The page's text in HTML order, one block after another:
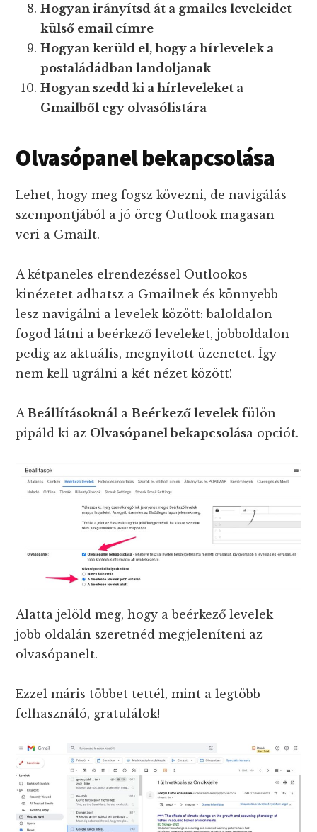
Hogyan irányítsd át a gmailes leveleidet
külső email címre
Hogyan kerüld el, hogy a hírlevelek a
postaládádban landoljanak
Hogyan szedd ki a hírleveleket a
Gmailből egy olvasólistára
Olvasópanel bekapcsolása
Lehet, hogy meg fogsz kövezni, de navigálás
szempontjából a jó öreg Outlook magasan
veri a Gmailt.
A kétpaneles elrendezéssel Outlookos
kinézetet adhatsz a Gmailnek és könnyebb
lesz navigálni a levelek között: baloldalon
fogod látni a beérkező leveleket, jobboldalon
pedig az aktuális, megnyitott üzenetet. Így
nem kell ugrálni a két nézet között!
ABeállításoknál aBeérkező levelek fülön
pipáld ki az Olvasópanel bekapcsolása opciót.
Alatta jelöld meg, hogy a beérkező levelek
jobb oldalán szeretnéd megjeleníteni az
olvasópanelt.
Ezzel máris többet tettél, mint a legtöbb
felhasználó, gratulálok!